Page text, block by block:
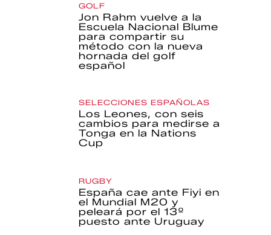
GOLF
Jon Rahm vuelve a la
Escuela Nacional Blume
para compartir su
método con la nueva
hornada del golf
español
SELECCIONES ESPAÑOLAS
Los Leones, con seis
cambios para medirse a
Tonga en la Nations
Cup
RUGBY
España cae ante Fiyi en
el Mundial M20 y
peleará por el 13º
puesto ante Uruguay